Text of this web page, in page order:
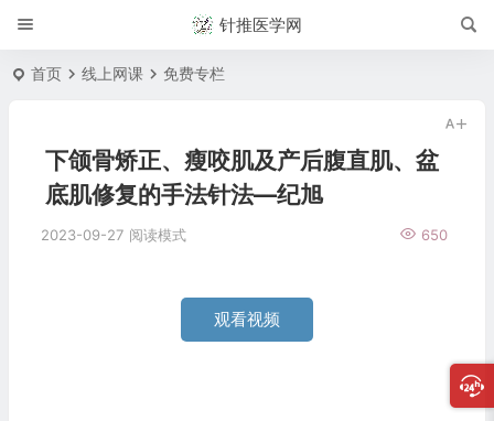
针推医学网
首页 线上网课 免费专栏
下颌骨矫正、瘦咬肌及产后腹直肌、盆
底肌修复的手法针法—纪旭
2023-09-27 650
阅读模式
观看视频